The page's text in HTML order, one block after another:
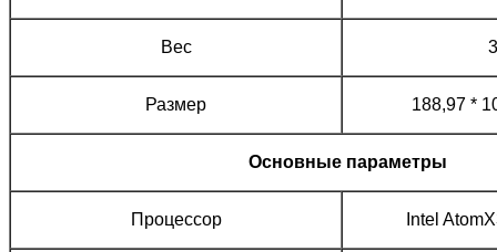
Вес
Размер 188,97 *
Основные параметры
Процессор Intel